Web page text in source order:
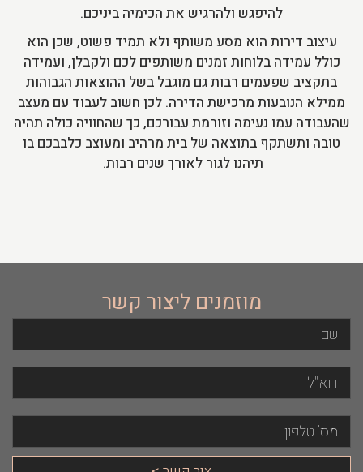
להיפגש ולהרגיש את הכימיה ביניכם.
עיצוב דירות הוא מסע משותף ולא תמיד פשוט, שכן הוא
כולל עמידה בלוחות זמנים משותפים לכם ולקבלן, ועמידה
בתקציב שפעמים רבות גם מוגבל בשל ההוצאות הגבוהות
ממילא הנובעות מרכישת הדירה. לכן חשוב לעבוד עם מעצב
שהעבודה עמו נעימה וזורמת עבורכם, כך שהחוויה כולה תהיה
טובה ותשתקף בתוצאה של בית מרהיב ומעוצב כלבבכם בו
תיהנו לגור לאורך שנים רבות.
מוזמנים ליצור קשר
שם
דוא"ל
מס’
צור